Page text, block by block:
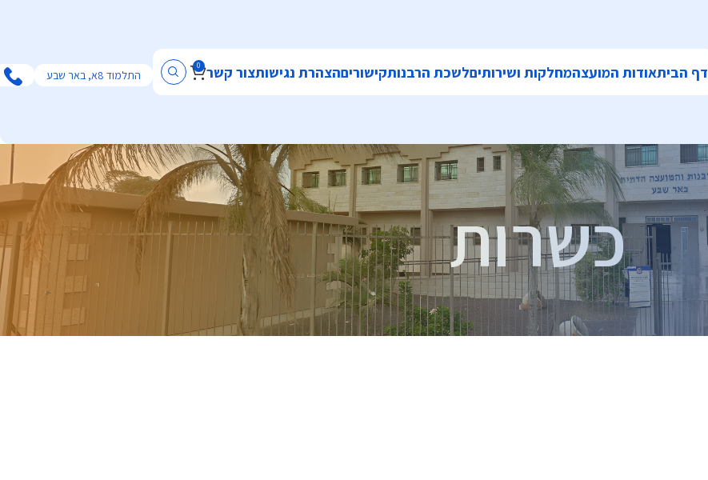
דף הביתאודות המועצהמחלקות ושירותיםלשכת הרבנותקישוריםהצהרת נגישותצור קשר 0
התלמוד 8א, באר שבע
כשרות